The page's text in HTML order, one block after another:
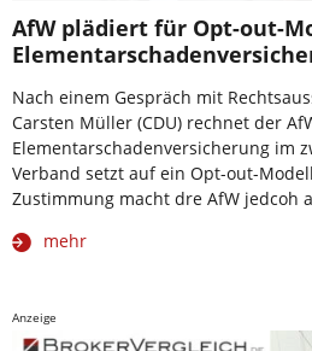
AfW plädiert für Opt-out-
Nach einem Gespräch mit
Carsten Müller (CDU) rechnet der
Elementarschadenversicherung im
Verband setzt auf ein Opt-out-
Zustimmung macht dre AfW jedcoh
mehr
Anzeige